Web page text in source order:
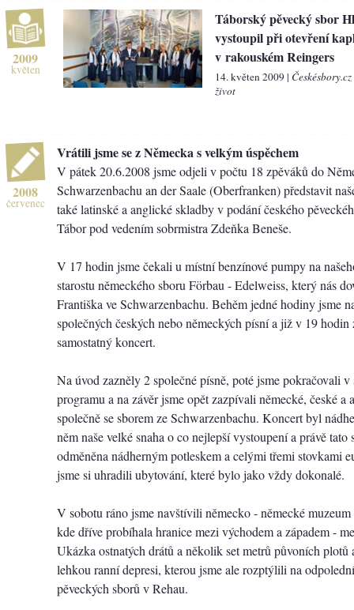
2009
květen
Táborský pěvecký sbor
vystoupil při otevření
v rakouském Reingers
14. květen 2009 |
život
2008
červenec
Vrátili jsme se z Německa s velkým úspěchem
V pátek 20.6.2008 jsme odjeli v počtu 18 zpěváků do
Schwarzenbachu an der Saale (Oberfranken) představit
také latinské a anglické skladby v podání českého
Tábor pod vedením sobrmistra Zdeňka Beneše.
V 17 hodin jsme čekali u místní benzínové pumpy na
starostu německého sboru Förbau - Edelweiss, který nás
Františka ve Schwarzenbachu. Behěm jedné hodiny jsme
společných českých nebo německých písní a již v 19 hodin
samostatný koncert.
Na úvod zazněly 2 společné písně, poté jsme pokračovali v
programu a na závěr jsme opět zazpívali německé, české a
společně se sborem ze Schwarzenbachu. Koncert byl
něm naše velké snaha o co nejlepší vystoupení a právě tato
odměněna nádherným potleskem a celými třemi stovkami
jsme si uhradili ubytování, které bylo jako vždy dokonalé.
V sobotu ráno jsme navštívili německo - německé
kde dříve probíhala hranice mezi východem a západem -
Ukázka ostnatých drátů a několik set metrů půvoních plotů
lehkou ranní depresi, kterou jsme ale rozptýlili na
pěveckých sborů v Rehau.